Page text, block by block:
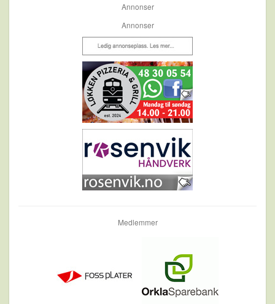
Annonser
Annonser
Medlemmer